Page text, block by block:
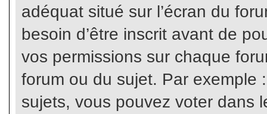
adéquat situé sur l’écran du
besoin d’être inscrit avant de
vos permissions sur chaque
forum ou du sujet. Par exemple
sujets, vous pouvez voter dans